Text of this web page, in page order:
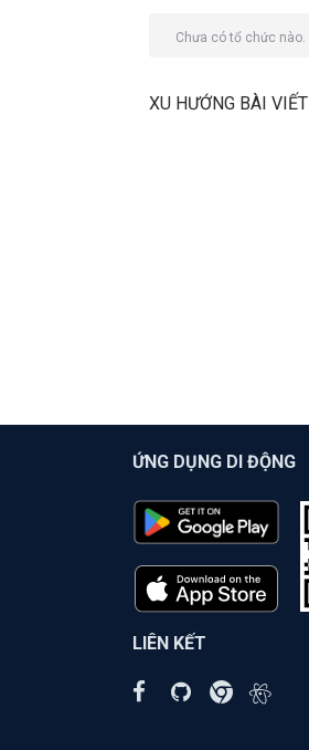
Chưa có tổ chức nào.
XU HƯỚNG BÀI VIẾT
ỨNG DỤNG DI ĐỘNG
LIÊN KẾT